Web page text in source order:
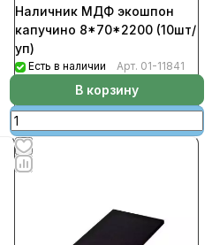
Наличник МДФ экошпон
капучино 8*70*2200 (10шт/
уп)
Есть в наличии Арт. 01-11841
В корзину